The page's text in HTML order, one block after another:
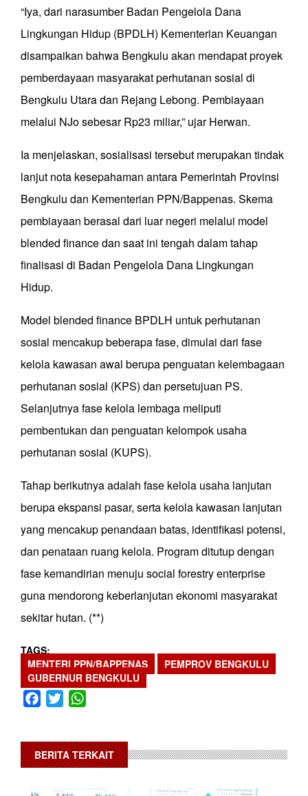
“Iya, dari narasumber Badan Pengelola Dana
Lingkungan Hidup (BPDLH) Kementerian Keuangan
disampaikan bahwa Bengkulu akan mendapat proyek
pemberdayaan masyarakat perhutanan sosial di
Bengkulu Utara dan Rejang Lebong. Pembiayaan
melalui NJo sebesar Rp23 miliar,” ujar Herwan.
Ia menjelaskan, sosialisasi tersebut merupakan tindak
lanjut nota kesepahaman antara Pemerintah Provinsi
Bengkulu dan Kementerian PPN/Bappenas. Skema
pembiayaan berasal dari luar negeri melalui model
blended finance dan saat ini tengah dalam tahap
finalisasi di Badan Pengelola Dana Lingkungan
Hidup.
Model blended finance BPDLH untuk perhutanan
sosial mencakup beberapa fase, dimulai dari fase
kelola kawasan awal berupa penguatan kelembagaan
perhutanan sosial (KPS) dan persetujuan PS.
Selanjutnya fase kelola lembaga meliputi
pembentukan dan penguatan kelompok usaha
perhutanan sosial (KUPS).
Tahap berikutnya adalah fase kelola usaha lanjutan
berupa ekspansi pasar, serta kelola kawasan lanjutan
yang mencakup penandaan batas, identifikasi potensi,
dan penataan ruang kelola. Program ditutup dengan
fase kemandirian menuju social forestry enterprise
guna mendorong keberlanjutan ekonomi masyarakat
sekitar hutan. (**)
TAGS
MENTERI PPN/BAPPENAS
PEMPROV BENGKULU
GUBERNUR BENGKULU
Facebook
Twitter
BERITA TERKAIT